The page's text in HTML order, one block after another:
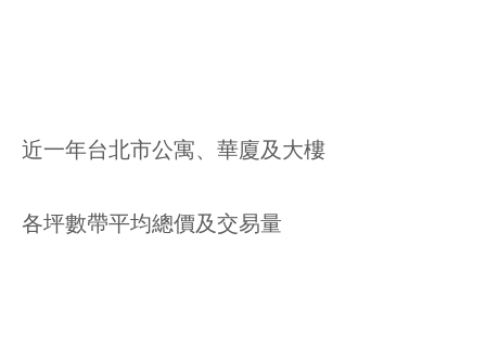
近一年台北市公寓、華廈及大樓
各坪數帶平均總價及交易量